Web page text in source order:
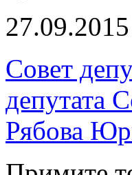
27.09.2015
Совет
депутата
Рябова